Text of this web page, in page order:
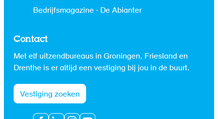
Bedrijfsmagazine - De Abianter
Contact
Met elf uitzendbureaus in Groningen, Friesland en
Drenthe is er altijd een vestiging bij jou in de buurt.
Vestiging zoeken